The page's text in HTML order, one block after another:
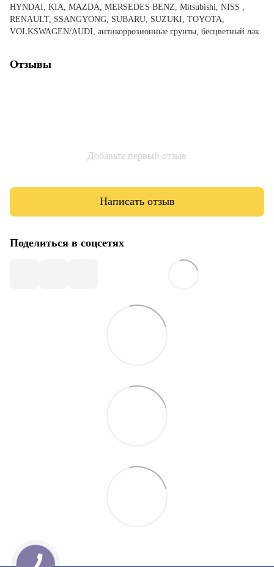
HYNDAI, KIA, MAZDA, MERSEDES BENZ, Mitsubishi, NISS ,
RENAULT, SSANGYONG, SUBARU, SUZUKI, TOYOTA,
VOLKSWAGEN/AUDI, антикоррозионные грунты, бесцветный лак.
Отзывы
Добавьте первый отзыв
Написать отзыв
Поделиться в соцсетях